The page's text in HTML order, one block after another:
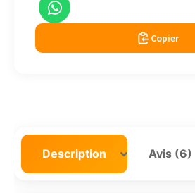
Copier
Description Avis (6)